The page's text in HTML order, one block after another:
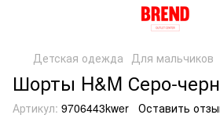
Детская одежда Для мальчиков
Шорты H&M Серо-
Артикул: 9706443kwer Оставить